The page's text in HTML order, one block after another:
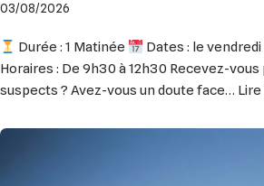
03/08/2026
Durée : 1 Matinée
Dates : le
Horaires : De 9h30 à 12h30 Recevez-
suspects ? Avez-vous un doute face… Lire